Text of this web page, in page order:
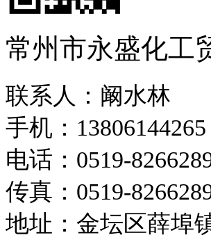
常州市永盛化工
联系人：阚水林
手机：13806144265
电话：0519-
传真：0519-
地址：金坛区薛埠